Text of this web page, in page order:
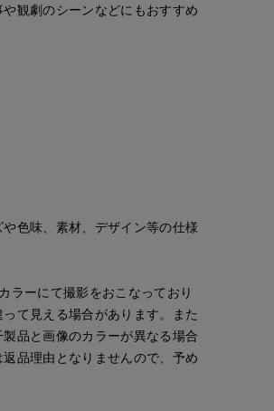
観劇のシーンなどにもおすすめ
色味、素材、デザイン等の仕様
ラーにて撮影をおこなっており
て見える場合があります。また
品と画像のカラーが異なる場合
品理由となりませんので、予め